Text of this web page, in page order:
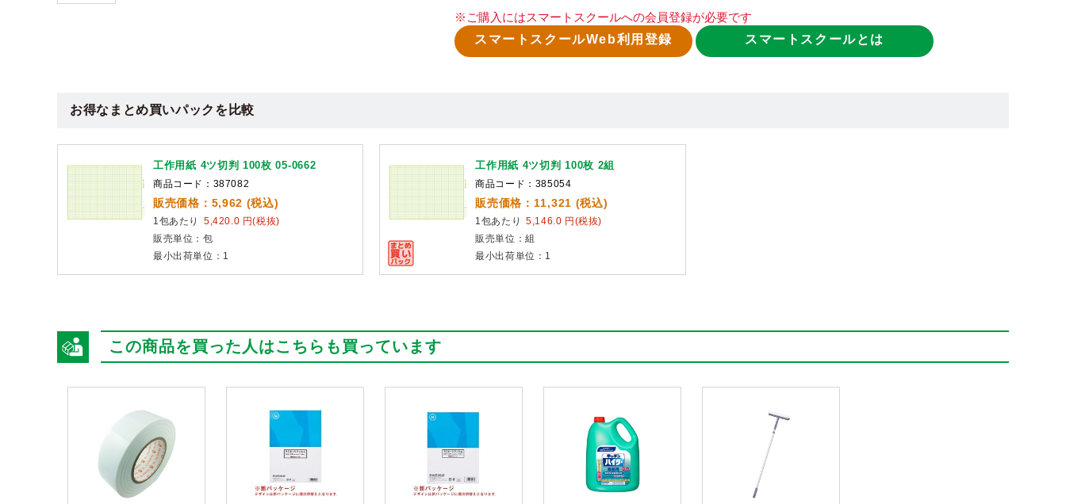
※ご購入にはスマートスクールへの会員登録が必要です
スマートスクールWeb利用登録
スマートスクールとは
お得なまとめ買いパックを比較
工作用紙 4ツ切判 100枚 05-0662
商品コード：387082
販売価格：5,962 (税込)
1包あたり
5,420.0 円(税抜)
販売単位：包
最小出荷単位：1
工作用紙 4ツ切判 100枚 2組
商品コード：385054
販売価格：11,321 (税込)
1包あたり
5,146.0 円(税抜)
販売単位：組
最小出荷単位：1
この商品を買った人はこちらも買っています